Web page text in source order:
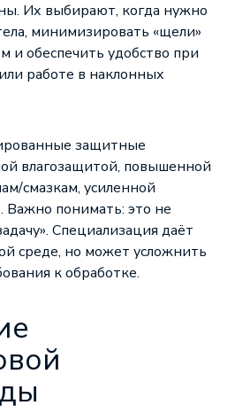
Их выбирают, когда нужно
минимизировать «щели»
и обеспечить удобство при
работе в наклонных
защитные
влагозащитой, повышенной
смазкам, усиленной
Важно понимать: это не
Специализация даёт
среде, но может усложнить
к обработке.